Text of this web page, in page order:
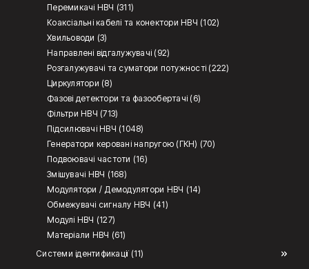
Перемикачі НВЧ (311)
Коаксіальні кабелі та конектори НВЧ (102)
Хвильоводи (3)
Направлені відгалужувачі (92)
Розгалужувачі та суматори потужності (222)
Циркулятори (8)
Фазові детектори та фазообертачі (6)
Фільтри НВЧ (713)
Підсилювачі НВЧ (1048)
Генератори керовані напругою (ГКН) (70)
Подвоювачі частоти (16)
Змішувачі НВЧ (168)
Модулятори / Демодулятори НВЧ (14)
Обмежувачі сигналу НВЧ (41)
Модулі НВЧ (127)
Матеріали НВЧ (61)
Системи ідентификації (11)